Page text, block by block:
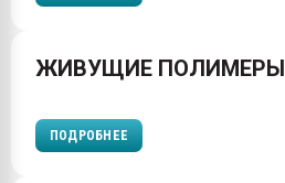
ЖИВУЩИЕ ПОЛИМЕРЫ
ПОДРОБНЕЕ